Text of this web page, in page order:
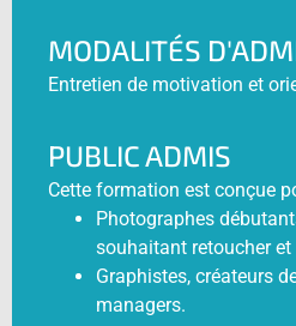
MODALITÉS
Entretien de motivation et
PUBLIC ADMIS
Cette formation est conçue
Photographes
souhaitant retoucher
Graphistes, créateurs
managers.